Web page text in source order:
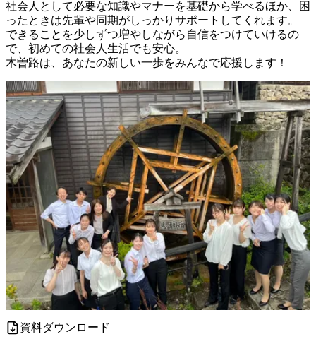
社会人として必要な知識やマナーを基礎から学べるほか、困
ったときは先輩や同期がしっかりサポートしてくれます。
できることを少しずつ増やしながら自信をつけていけるの
で、初めての社会人生活でも安心。
資料ダウンロード